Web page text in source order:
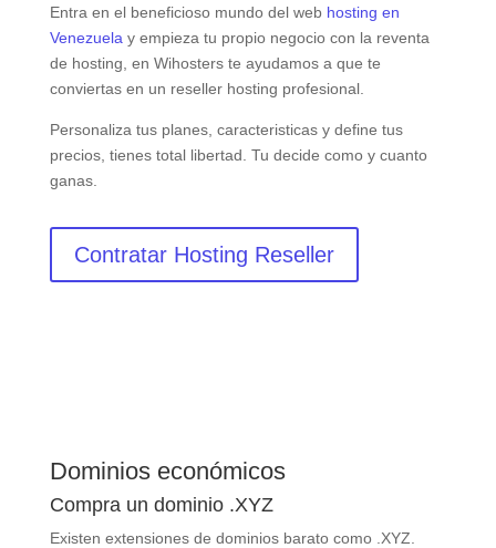
Entra en el beneficioso mundo del web hosting en
Venezuela y empieza tu propio negocio con la reventa
de hosting, en Wihosters te ayudamos a que te
conviertas en un reseller hosting profesional.
Personaliza tus planes, caracteristicas y define tus
precios, tienes total libertad. Tu decide como y cuanto
ganas.
Contratar Hosting Reseller
Dominios económicos
Compra un dominio .XYZ
Existen extensiones de dominios barato como .XYZ.